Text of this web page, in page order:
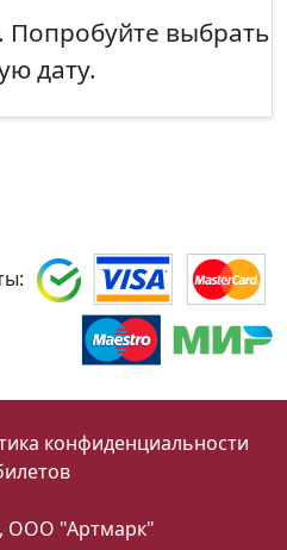
выбрать
дату.
конфиденциальности
ООО "Артмарк"